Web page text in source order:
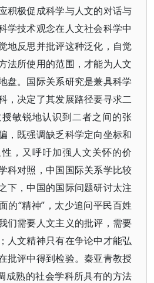
积极促成科学与人文的对话与
学技术观念在人文社会科学中
地反思并批评这种泛化，自觉
法所使用的范围，才能为人文
盘。国际关系研究是兼具科学
，决定了其发展路径要寻求二
敏锐地认识到二者之间的张
，既强调缺乏科学定向坐标和
，又呼吁加强人文关怀的价
科对照，中国国际关系学比较
下，中国的国际问题研讨太注
的“精神”，太少追问平民百姓
们需要人文主义的批评，需要
人文精神只有在争论中才能弘
批评中得到检验。秦亚青教授
成熟的社会学科所具有的方法